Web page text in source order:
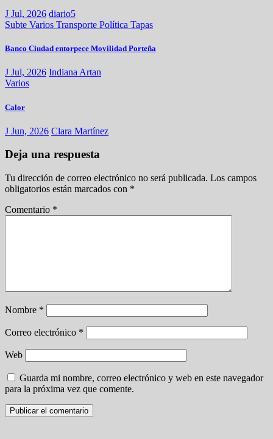
J Jul, 2026 diario5
Subte Varios Transporte Política Tapas
Banco Ciudad entorpece Movilidad Porteña
J Jul, 2026 Indiana Artan
Varios
Calor
J Jun, 2026 Clara Martínez
Deja una respuesta
Tu dirección de correo electrónico no será publicada. Los campos
obligatorios están marcados con *
Comentario *
Nombre *
Correo electrónico *
Web
Guarda mi nombre, correo electrónico y web en este navegador
para la próxima vez que comente.